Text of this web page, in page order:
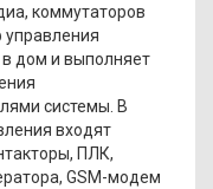
коммутаторов
управления
в дом и выполняет
системы. В
входят
ПЛК,
GSM-модем